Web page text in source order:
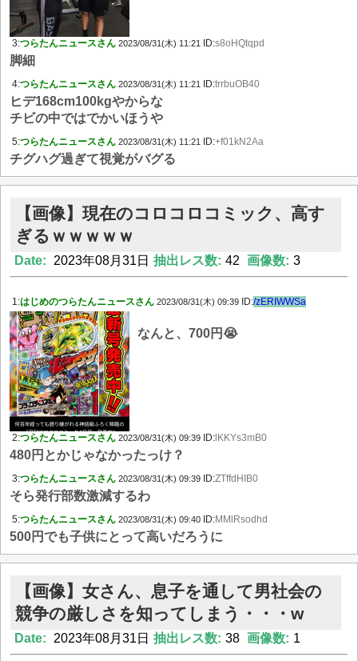
3:つらたんニュースさん 2023/08/31(木) 11:21 ID:s8oHQtqpd
脚細
4:つらたんニュースさん 2023/08/31(木) 11:21 ID:trrbuOB40
ヒデ168cm100kgやからな
チビの中ではでかいほうや
5:つらたんニュースさん 2023/08/31(木) 11:21 ID:+f01kN2Aa
チグハグ過ぎて視覚がバグる
【画像】現在のコロコロコミック、高す
ぎるｗｗｗｗｗ
Date: 2023年08月31日 抽出レス数: 42 画像数: 3
1:はじめのつらたんニュースさん 2023/08/31(木) 09:39 ID:/zERIWWSa
なんと、700円😭
2:つらたんニュースさん 2023/08/31(木) 09:39 ID:lKKYs3mB0
480円とかじゃなかったっけ？
3:つらたんニュースさん 2023/08/31(木) 09:39 ID:ZTffdHIB0
そら発行部数激減するわ
5:つらたんニュースさん 2023/08/31(木) 09:40 ID:MMlRsodhd
500円でも子供にとって高いだろうに
【画像】女さん、息子を通して男社会の
競争の厳しさを知ってしまう・・・w
Date: 2023年08月31日 抽出レス数: 38 画像数: 1